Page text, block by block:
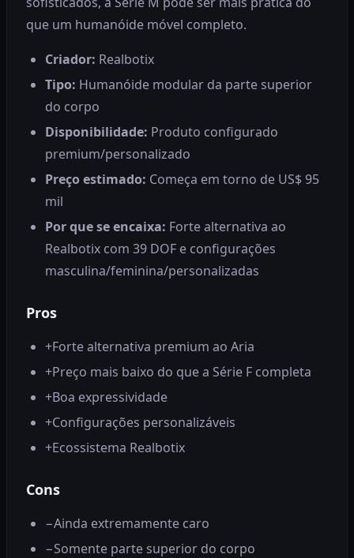
que um humanóide móvel completo.
Criador: Realbotix
Tipo: Humanóide modular da parte superior
do corpo
Disponibilidade: Produto configurado
premium/personalizado
Preço estimado: Começa em torno de US$ 95
mil
Por que se encaixa: Forte alternativa ao
Realbotix com 39 DOF e configurações
masculina/feminina/personalizadas
Pros
+Forte alternativa premium ao Aria
+Preço mais baixo do que a Série F completa
+Boa expressividade
+Configurações personalizáveis
+Ecossistema Realbotix
Cons
−Ainda extremamente caro
−Somente parte superior do corpo